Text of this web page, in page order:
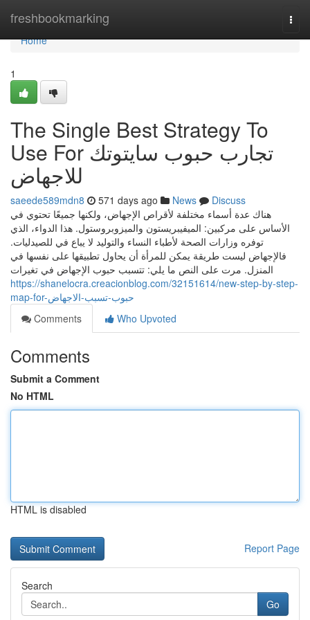
freshbookmarking
Home
Home
1
The Single Best Strategy To
Use For تجارب حبوب سايتوتك
للاجهاض
saeede589mdn8 571 days ago News
Discuss
هناك عدة أسماء مختلفة لأقراص الإجهاض، ولكنها جميعًا تحتوي في
الأساس على مركبين: الميفيبريستون والميزوبروستول. هذا الدواء، الذي
توفره وزارات الصحة لأطباء النساء والتوليد لا يباع في للصيدليات.
فالإجهاض ليست طريقة يمكن للمرأة أن يحاول تطبيقها على نفسها في
المنزل. مرت على النص ما يلي: تتسبب حبوب الإجهاض في تغيرات
https://shanelocra.creacionblog.com/32151614/new-step-by-step-
map-for-حبوب-تسبب-الاجهاض
Comments
Who Upvoted
Comments
Submit a Comment
No HTML
HTML is disabled
Report Page
Search
Go